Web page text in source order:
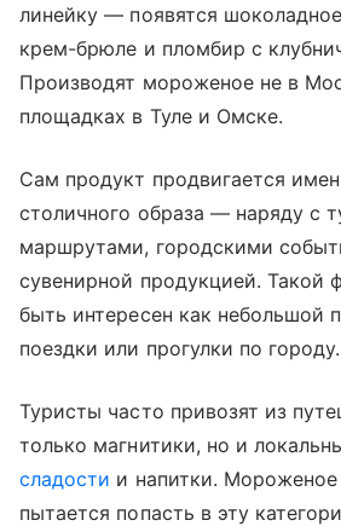
линейку — появятся шоколадное
крем-брюле и пломбир с
Производят мороженое не в
площадках в Туле и Омске.
Сам продукт продвигается
столичного образа — наряду с
маршрутами, городскими
сувенирной продукцией. Такой
быть интересен как небольшой
поездки или прогулки по городу.
Туристы часто привозят из
только магнитики, но и
сладости и напитки.
пытается попасть в эту